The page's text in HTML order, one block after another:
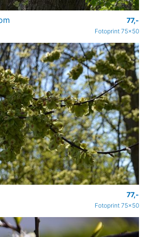
77,-
Fotoprint 75x50
77,-
Fotoprint 75x50